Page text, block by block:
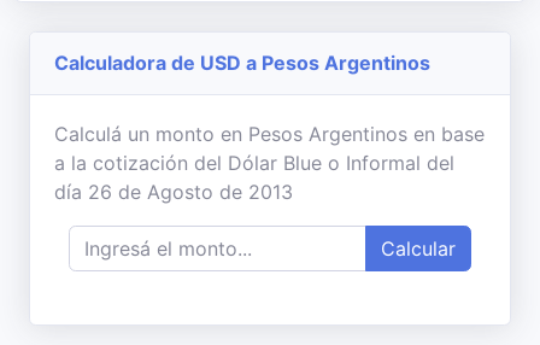
Calculadora de USD a Pesos Argentinos
Calculá un monto en Pesos Argentinos en base
a la cotización del Dólar Blue o Informal del
día 26 de Agosto de 2013
Calcular